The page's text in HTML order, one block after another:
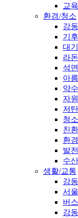
교
환경/청소
강
기
대
라
석면
아
약
자
저
청
친
환
발
수
생활/교통
강
서
버
강